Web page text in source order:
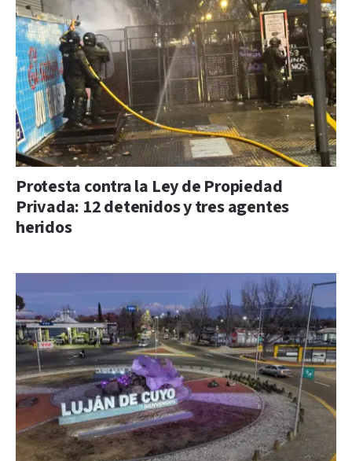
Protesta contra la Ley de Propiedad
Privada: 12 detenidos y tres agentes
heridos